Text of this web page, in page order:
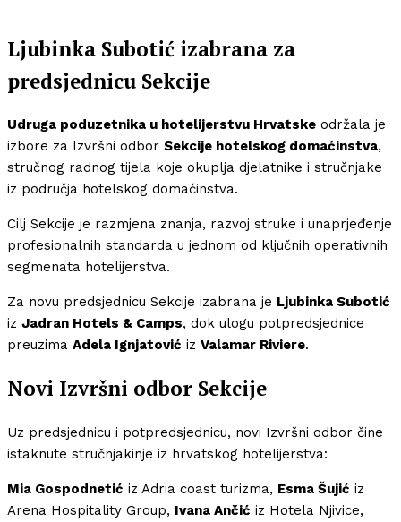
Ljubinka Subotić izabrana za
predsjednicu Sekcije
Udruga poduzetnika u hotelijerstvu Hrvatske održala je
izbore za Izvršni odbor Sekcije hotelskog domaćinstva,
stručnog radnog tijela koje okuplja djelatnike i stručnjake
iz područja hotelskog domaćinstva.
Cilj Sekcije je razmjena znanja, razvoj struke i unaprjeđenje
profesionalnih standarda u jednom od ključnih operativnih
segmenata hotelijerstva.
Za novu predsjednicu Sekcije izabrana je Ljubinka Subotić
iz Jadran Hotels & Camps, dok ulogu potpredsjednice
preuzima Adela Ignjatović iz Valamar Riviere.
Novi Izvršni odbor Sekcije
Uz predsjednicu i potpredsjednicu, novi Izvršni odbor čine
istaknute stručnjakinje iz hrvatskog hotelijerstva:
Mia Gospodnetić iz Adria coast turizma, Esma Šujić iz
Arena Hospitality Group, Ivana Ančić iz Hotela Njivice,